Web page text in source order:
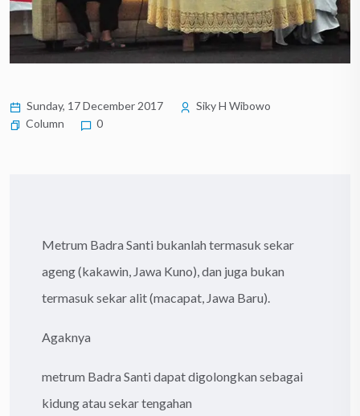
Sunday, 17 December 2017
Siky H Wibowo
Column
0
Metrum Badra Santi bukanlah termasuk sekar
ageng (kakawin, Jawa Kuno), dan juga bukan
termasuk sekar alit (macapat, Jawa Baru).
Agaknya
metrum Badra Santi dapat digolongkan sebagai
kidung atau sekar tengahan